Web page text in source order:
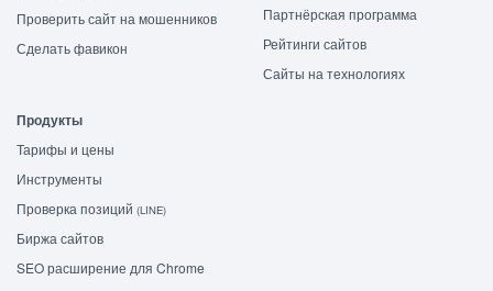
Проверить сайт на мошенников
Сделать фавикон
Партнёрская программа
Рейтинги сайтов
Сайты на технологиях
Продукты
Тарифы и цены
Инструменты
Проверка позиций (LINE)
Биржа сайтов
SEO расширение для Chrome